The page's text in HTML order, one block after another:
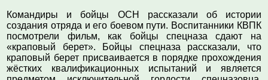
Командиры и бойцы ОСН рассказали об истории
создания отряда и его боевом пути. Воспитанники КВПК
посмотрели фильм, как бойцы спецназа сдают на
«краповый берет». Бойцы спецназа рассказали, что
краповый берет присваивается в порядке прохождения
жёстких квалификационных испытаний и является